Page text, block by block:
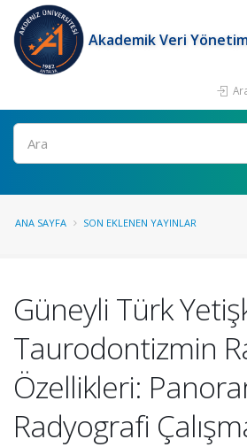
Akademik Veri
Ara
ANA SAYFA SON EKLENEN YAYINLAR
Güneyli Türk
Taurodontizmin
Özellikleri:
Radyografi